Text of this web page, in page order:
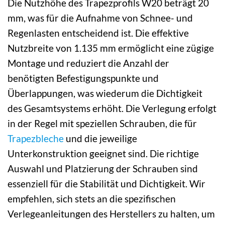
Die Nutzhöhe des Trapezprofils W20 beträgt 20
mm, was für die Aufnahme von Schnee- und
Regenlasten entscheidend ist. Die effektive
Nutzbreite von 1.135 mm ermöglicht eine zügige
Montage und reduziert die Anzahl der
benötigten Befestigungspunkte und
Überlappungen, was wiederum die Dichtigkeit
des Gesamtsystems erhöht. Die Verlegung erfolgt
in der Regel mit speziellen Schrauben, die für
Trapezbleche und die jeweilige
Unterkonstruktion geeignet sind. Die richtige
Auswahl und Platzierung der Schrauben sind
essenziell für die Stabilität und Dichtigkeit. Wir
empfehlen, sich stets an die spezifischen
Verlegeanleitungen des Herstellers zu halten, um